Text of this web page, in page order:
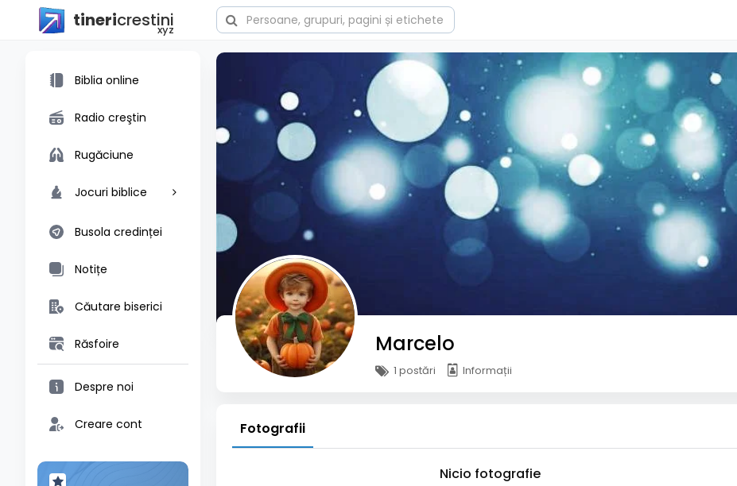
tinericrestini
xyz
Biblia online
Radio creştin
Rugăciune
Jocuri biblice
Busola credinței
Notițe
Căutare biserici
Răsfoire
Despre noi
Creare cont
Marcelo
1 postări Informații
Fotografii
Nicio fotografie